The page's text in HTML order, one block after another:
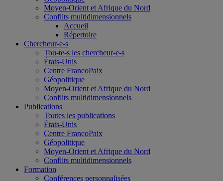
Moyen-Orient et Afrique du Nord
Conflits multidimensionnels
Accueil
Répertoire
Chercheur-e-s
Tou-te-s les chercheur-e-s
États-Unis
Centre FrancoPaix
Géopolitique
Moyen-Orient et Afrique du Nord
Conflits multidimensionnels
Publications
Toutes les publications
États-Unis
Centre FrancoPaix
Géopolitique
Moyen-Orient et Afrique du Nord
Conflits multidimensionnels
Formation
Conférences personnalisées